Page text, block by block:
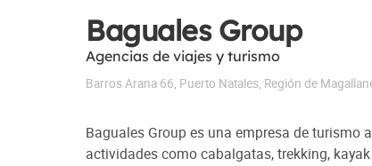
Baguales Group
Agencias de viajes y turismo
Barros Arana 66, Puerto Natales, Región de
Baguales Group es una empresa de turismo
actividades como cabalgatas, trekking,